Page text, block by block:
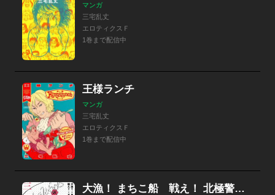
マンガ
三宅乱丈
エロティクスＦ
1巻まで配信中
王様ランチ
マンガ
三宅乱丈
エロティクスＦ
1巻まで配信中
大漁！ まちこ船 戦え！ 北極警備隊 三宅乱丈 Extra Works